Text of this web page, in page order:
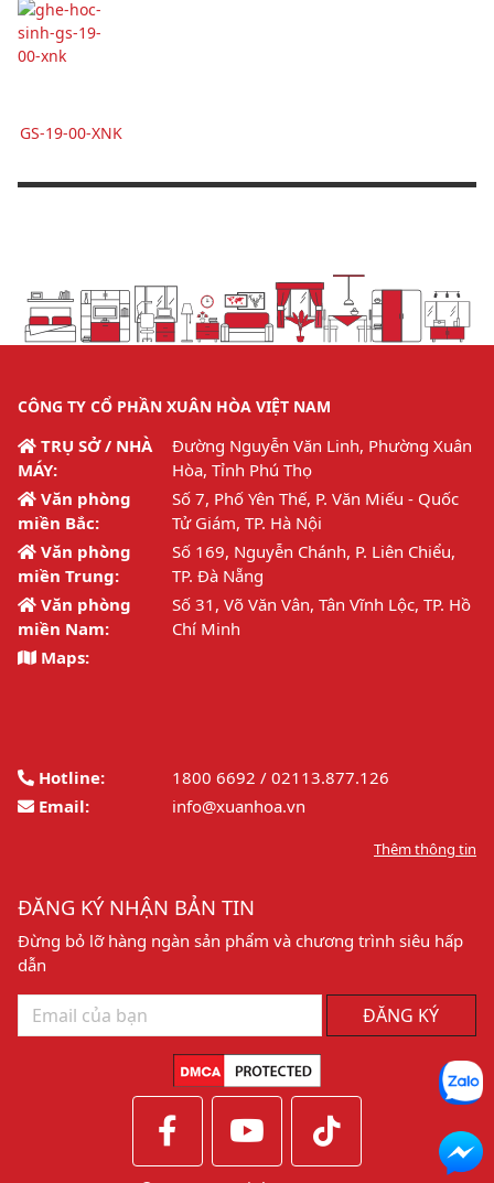
GS-19-00-XNK
CÔNG TY CỔ PHẦN XUÂN HÒA VIỆT NAM
TRỤ SỞ / NHÀ
MÁY:
Đường Nguyễn Văn Linh, Phường Xuân
Hòa, Tỉnh Phú Thọ
Văn phòng
miền Bắc:
Số 7, Phố Yên Thế, P. Văn Miếu - Quốc
Tử Giám, TP. Hà Nội
Văn phòng
miền Trung:
Số 169, Nguyễn Chánh, P. Liên Chiểu,
TP. Đà Nẵng
Văn phòng
miền Nam:
Số 31, Võ Văn Vân, Tân Vĩnh Lộc, TP. Hồ
Chí Minh
Maps:
Hotline:
1800 6692 / 02113.877.126
Email:
info@xuanhoa.vn
Thêm thông tin
ĐĂNG KÝ NHẬN BẢN TIN
Đừng bỏ lỡ hàng ngàn sản phẩm và chương trình siêu hấp
dẫn
ĐĂNG KÝ